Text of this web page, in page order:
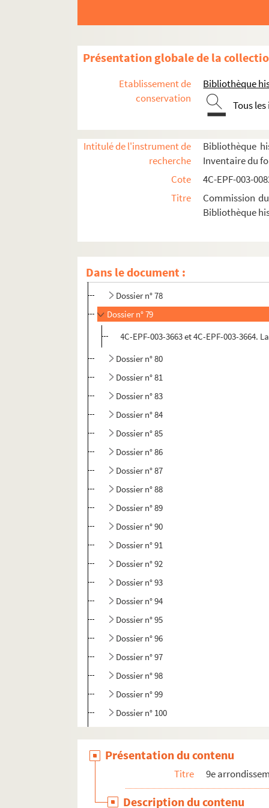
Présentation globale de la
Etablissement de
conservation
Bibliothèque
Tous
Intitulé de l'instrument de
recherche
Bibliothèque
Inventaire du
Cote
4C-EPF-003-
Titre
Commission
Bibliothèque
Dans le document :
Dossier n° 63
Dossier n° 65
Dossier n° 67
Dossier n° 68
Dossier n° 69
Dossier n° 74
Dossier n° 75
Dossier n° 76
Dossier n° 78
Dossier n° 79
4C-EPF-003-3663 et 4C-EPF-003-
Dossier n° 80
Dossier n° 81
Dossier n° 83
Dossier n° 84
Dossier n° 85
Dossier n° 86
Dossier n° 87
Dossier n° 88
Dossier n° 89
Dossier n° 90
Dossier n° 91
Dossier n° 92
Dossier n° 93
Dossier n° 94
Dossier n° 95
Dossier n° 96
Dossier n° 97
Dossier n° 98
Dossier n° 99
Dossier n° 100
Dossier n° 102
Dossier n° 104
Présentation du contenu
Titre 9e
Description du contenu